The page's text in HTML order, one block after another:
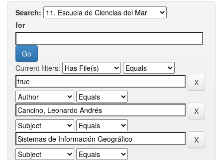
Search:
for
Current filters: